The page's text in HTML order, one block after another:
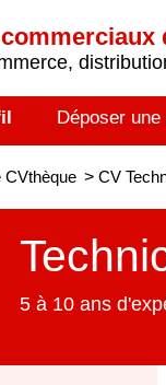
Déposer une
CVthèque > CV
5 à 10 ans